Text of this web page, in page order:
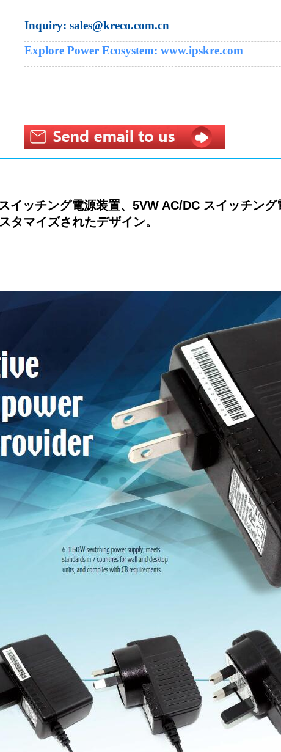
Inquiry:​ sales@kreco.com.cn
Explore Power Ecosystem: www.ipskre.com
イッチング電源装置、5VW AC/DC スイッチング
タマイズされたデザイン。